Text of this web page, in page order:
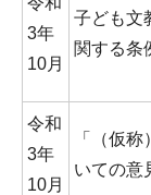
3年
10月
子ども文
関する条
令和
3年
10月
「（仮
いての意